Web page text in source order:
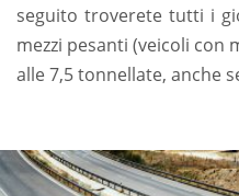
seguito troverete tutti i
mezzi pesanti (veicoli con
alle 7,5 tonnellate, anche